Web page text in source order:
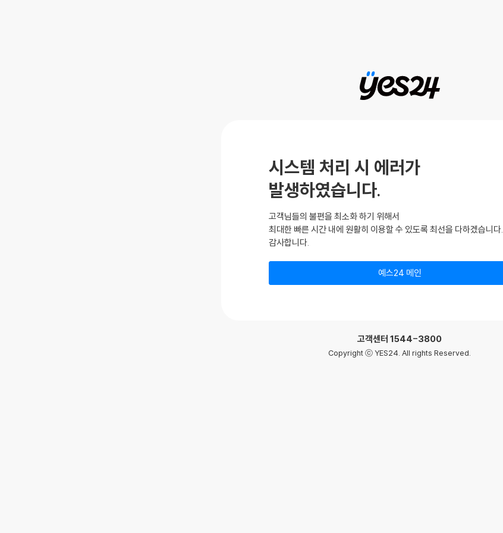
시스템 처리 시 에러가
발생하였습니다.
고객님들의 불편을 최소화 하기 위해서
최대한 빠른 시간 내에 원활히 이용할 수 있도록 최선을 다하겠습니다.
감사합니다.
예스24 메인
고객센터 1544-3800
Copyright ⓒ YES24. All rights Reserved.